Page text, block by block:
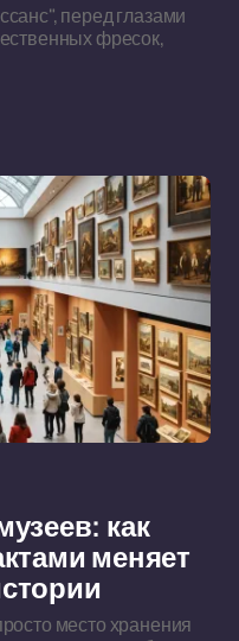
перед глазами
фресок,
как
меняет
место хранения